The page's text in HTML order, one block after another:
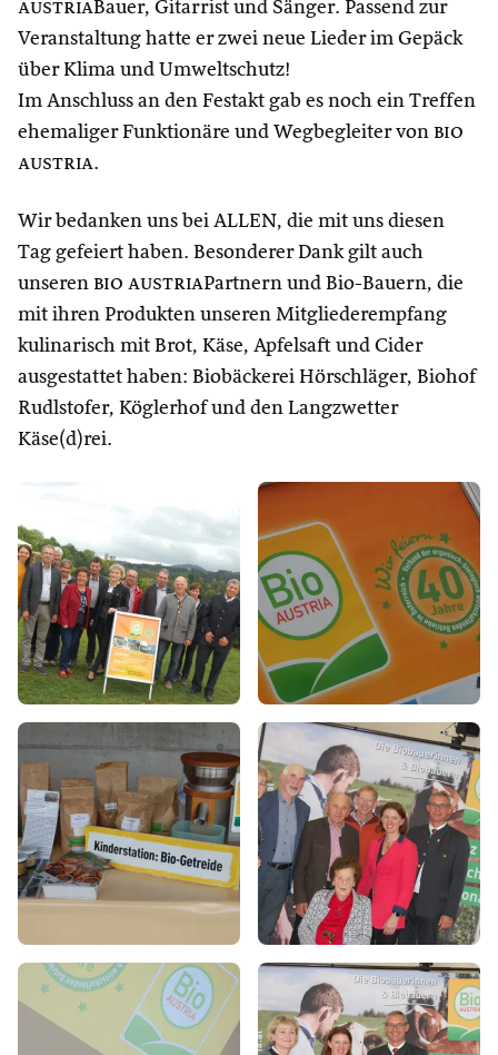
austriaBauer, Gitarrist und Sänger. Passend zur
Veranstaltung hatte er zwei neue Lieder im Gepäck
über Klima und Umweltschutz!
Im Anschluss an den Festakt gab es noch ein Treffen
ehemaliger Funktionäre und Wegbegleiter von bio
austria.
Wir bedanken uns bei ALLEN, die mit uns diesen
Tag gefeiert haben. Besonderer Dank gilt auch
unseren bio austriaPartnern und Bio-Bauern, die
mit ihren Produkten unseren Mitgliederempfang
kulinarisch mit Brot, Käse, Apfelsaft und Cider
ausgestattet haben: Biobäckerei Hörschläger, Biohof
Rudlstofer, Köglerhof und den Langzwetter
Käse(d)rei.